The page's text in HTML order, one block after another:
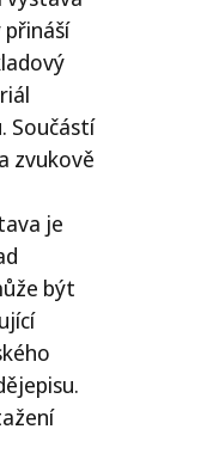
Součástí
zvukově
je
být